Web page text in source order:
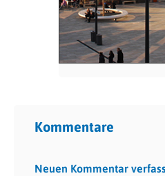
Kommentare
Neuen Kommentar